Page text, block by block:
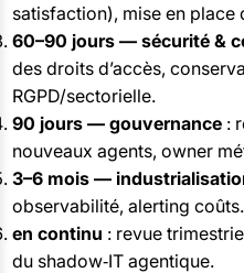
satisfaction), mise en place
60–90 jours — sécurité &
des droits d’accès,
RGPD/sectorielle.
90 jours — gouvernance:
nouveaux agents, owner
3–6 mois —
observabilité, alerting coûts.
en continu : revue
du shadow‑IT agentique.